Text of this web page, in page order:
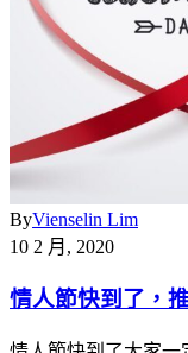
ByVienselin Lim
10 2 月, 2020
情人節快到了，